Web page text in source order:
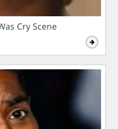
Cry Scene